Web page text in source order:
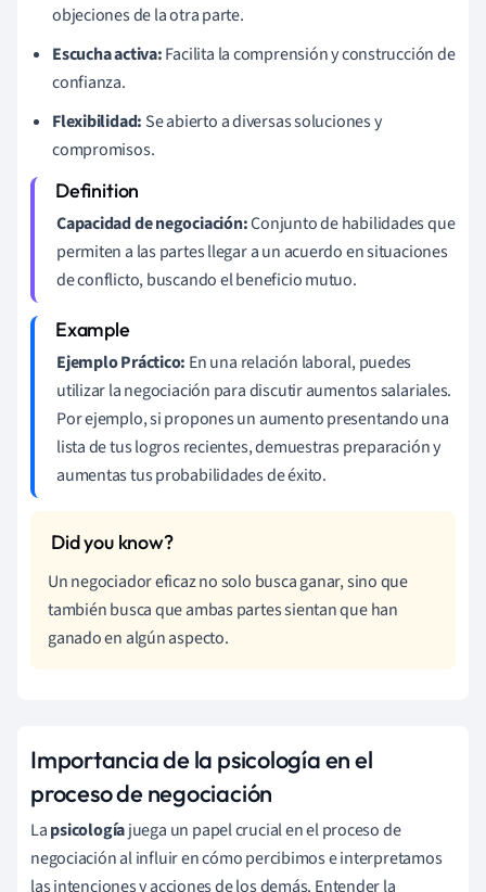
objeciones de la otra parte.
Escucha activa:Facilita la comprensión y construcción de
confianza.
Flexibilidad: Se abierto a diversas soluciones y
compromisos.
Capacidad de negociación:Conjunto de habilidades que
permiten a las partes llegar a un acuerdo en situaciones
de conflicto, buscando el beneficio mutuo.
Ejemplo Práctico: En una relación laboral, puedes
utilizar la negociación para discutir aumentos salariales.
Por ejemplo, si propones un aumento presentando una
lista de tus logros recientes, demuestras preparación y
aumentas tus probabilidades de éxito.
Un negociador eficaz no solo busca ganar, sino que
también busca que ambas partes sientan que han
ganado en algún aspecto.
Importancia de la psicología en el
proceso de negociación
Lapsicologíajuega un papel crucial en el proceso de
negociación al influir en cómo percibimos e interpretamos
las intenciones y acciones de los demás. Entender la